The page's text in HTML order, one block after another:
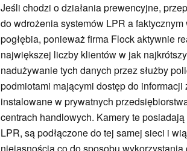
Jeśli chodzi o działania prewencyjne,
do wdrożenia systemów LPR a
pogłębia, ponieważ firma Flock aktywnie
największej liczby klientów w jak
nadużywanie tych danych przez służby
podmiotami mającymi dostęp do
instalowane w prywatnych
centrach handlowych. Kamery te
LPR, są podłączone do tej samej sieci i